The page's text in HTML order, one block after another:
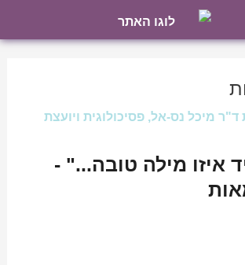
ד"ר מיכל נס-אל, פסיכולוגית ויועצת
איזו מילה טובה..." -